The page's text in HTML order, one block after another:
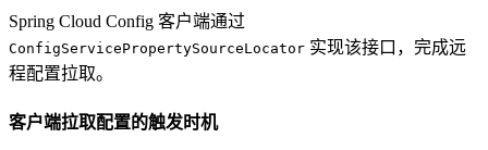
Spring Cloud Config 客户端通过
ConfigServicePropertySourceLocator 实现该接口，完成远
程配置拉取。
客户端拉取配置的触发时机